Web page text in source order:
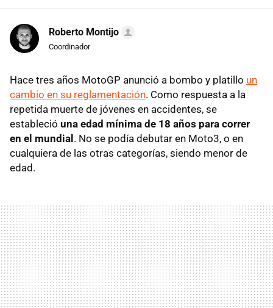
Roberto Montijo
Coordinador
Hace tres años MotoGP anunció a bombo y platillo un
cambio en su reglamentación. Como respuesta a la
repetida muerte de jóvenes en accidentes, se
estableció una edad mínima de 18 años para correr
en el mundial. No se podía debutar en Moto3, o en
cualquiera de las otras categorías, siendo menor de
edad.